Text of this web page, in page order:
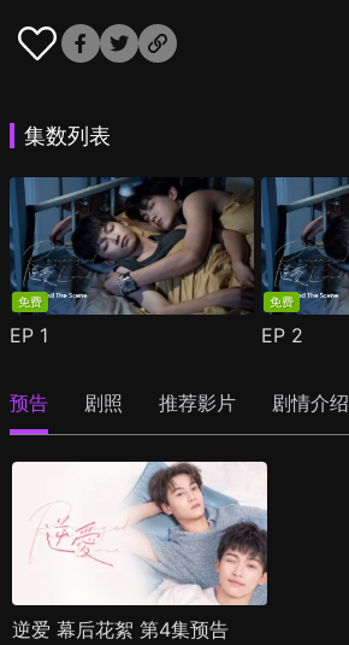
集数列表
免费
EP 1
免费
EP 2
预告 剧照 推荐影片 剧情介绍
逆爱 幕后花絮 第4集预告